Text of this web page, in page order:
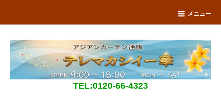
メニュー
TEL:0120-66-4323